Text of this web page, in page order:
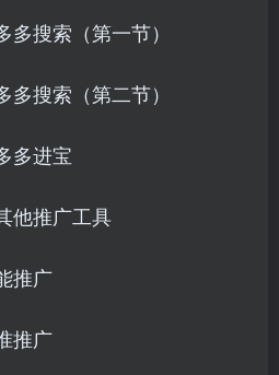
搜索（第一节）
搜索（第二节）
多进宝
他推广工具
推广
推广